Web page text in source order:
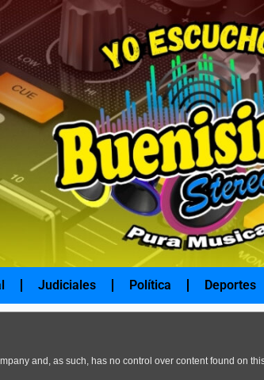
Judiciales Política Deportes